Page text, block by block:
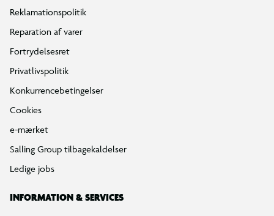
Reklamationspolitik
Reparation af varer
Fortrydelsesret
Privatlivspolitik
Konkurrencebetingelser
Cookies
e-mærket
Salling Group tilbagekaldelser
Ledige jobs
INFORMATION & SERVICES